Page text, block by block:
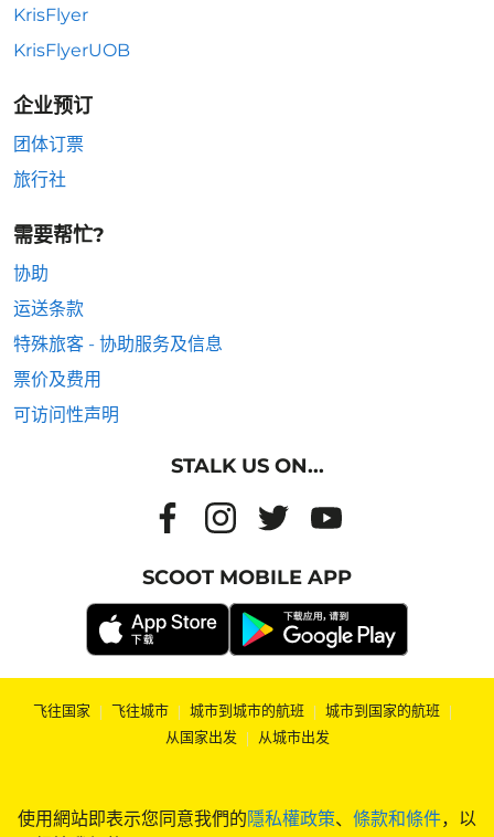
使用網站即表示您同意我們的隱私權政策、 條款和條件，以
KrisFlyer
KrisFlyerUOB
企业预订
团体订票
旅行社
需要帮忙?
协助
运送条款
特殊旅客 - 协助服务及信息
票价及费用
可访问性声明
STALK US ON...
SCOOT MOBILE APP
飞往国家 | 飞往城市 | 城市到城市的航班 | 城市到国家的航班 |
从国家出发 | 从城市出发